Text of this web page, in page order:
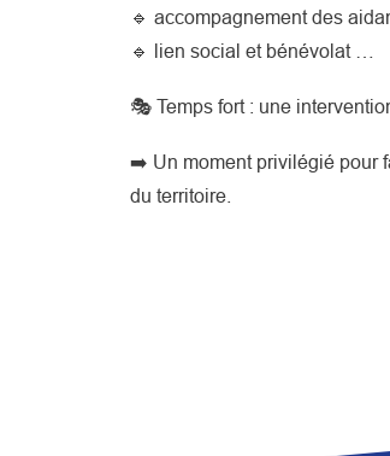
🔹 accompagnement des
🔹 lien social et bénévolat …
🎭 Temps fort : une
➡️ Un moment privilégié pour
du territoire.